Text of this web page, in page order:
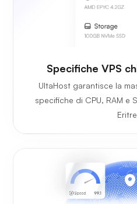
Specifiche VPS
UltaHost garantisce la
specifiche di CPU, RAM e